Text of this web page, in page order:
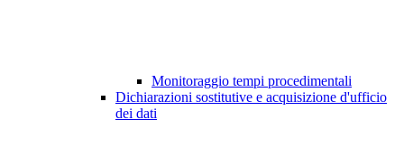
Monitoraggio tempi procedimentali
Dichiarazioni sostitutive e acquisizione d'ufficio
dei dati